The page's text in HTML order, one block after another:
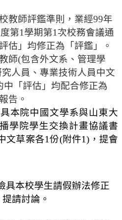
教師評鑑準則，業經99年
第1 學期第1 次校務會議通
估」均修正為「評鑑」。
師(包含外文系、管理學
人員、專業技術人員中文
中「評估」均配合修正為
告。
本院中國文學系與山東大
學院學生交換計畫協議書
文草案各1份(附件1) ，提會
具本校學生請假辦法修正
提請討論。